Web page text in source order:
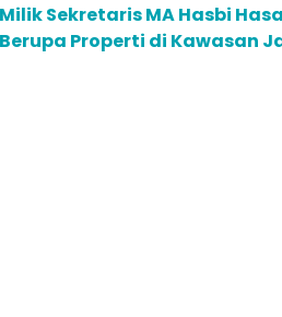
Milik Sekretaris MA Hasbi
Berupa Properti di Kawasan